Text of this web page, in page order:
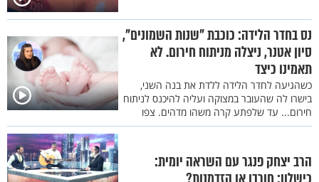
נס בחדר הלידה: כוכבת "שנות השמונים",
סיון אטנר, ניצלה מניתוח חירום. לא
תאמינו כיצד
כשהגיעה לחדר הלידה ללדת את בנה השני,
בישרו לה שהעובר במצוקה ועליה להיכנס לניתוח
חירום... עד שלפתע קרה משהו מדהים. צפו
הרב יצחק פנגר עם השראה יומית: